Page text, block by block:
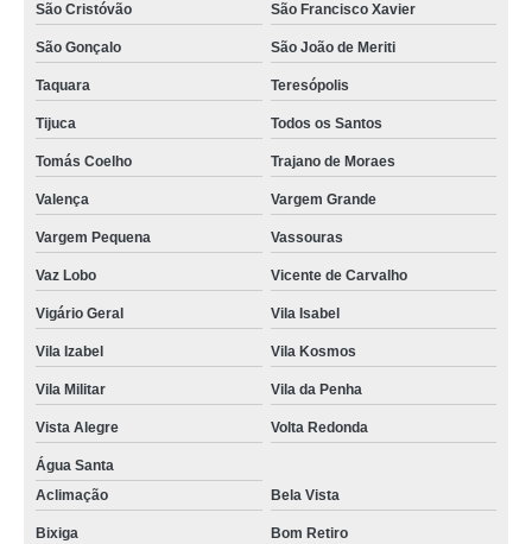
São Cristóvão São Francisco Xavier
São Gonçalo São João de Meriti
Taquara Teresópolis
Tijuca Todos os Santos
Tomás Coelho Trajano de Moraes
Valença Vargem Grande
Vargem Pequena Vassouras
Vaz Lobo Vicente de Carvalho
Vigário Geral Vila Isabel
Vila Izabel Vila Kosmos
Vila Militar Vila da Penha
Vista Alegre Volta Redonda
Água Santa
Aclimação
Bela Vista
Bixiga Bom Retiro